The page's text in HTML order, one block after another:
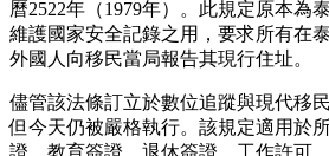
曆2522年（1979年）。此規定原本為
維護國家安全記錄之用，要求所有在
外國人向移民當局報告其現行住址。
儘管該法條訂立於數位追蹤與現代移
但今天仍被嚴格執行。該規定適用於
證、教育簽證、退休簽證、工作許可